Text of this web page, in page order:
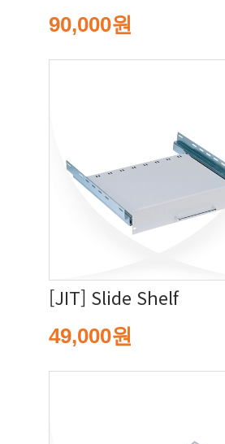
90,000원
[JIT] Slide Shelf
49,000원